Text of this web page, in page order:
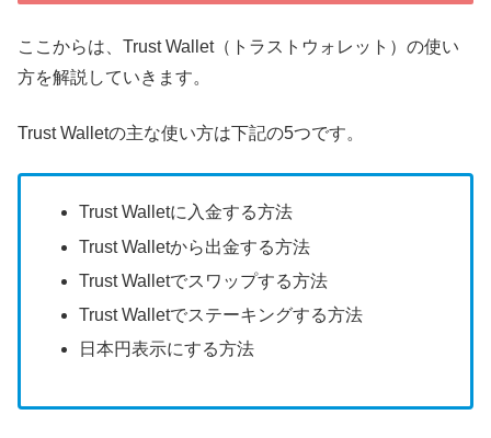
ここからは、Trust Wallet（トラストウォレット）の使い
方を解説していきます。
Trust Walletの主な使い方は下記の5つです。
Trust Walletに入金する方法
Trust Walletから出金する方法
Trust Walletでスワップする方法
Trust Walletでステーキングする方法
日本円表示にする方法